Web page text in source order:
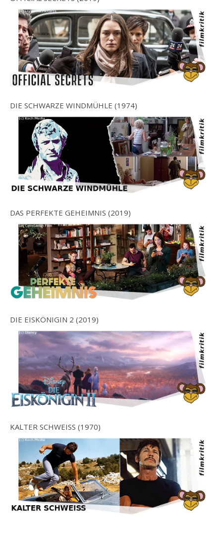
DIE SCHWARZE WINDMÜHLE (1974)
DAS PERFEKTE GEHEIMNIS (2019)
DIE EISKÖNIGIN 2 (2019)
KALTER SCHWEISS (1970)